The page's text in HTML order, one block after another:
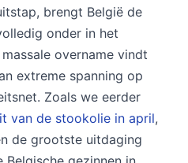
brengt België de
onder in het
overname vindt
extreme spanning op
Zoals we eerder
van de stookolie in april,
de grootste uitdaging